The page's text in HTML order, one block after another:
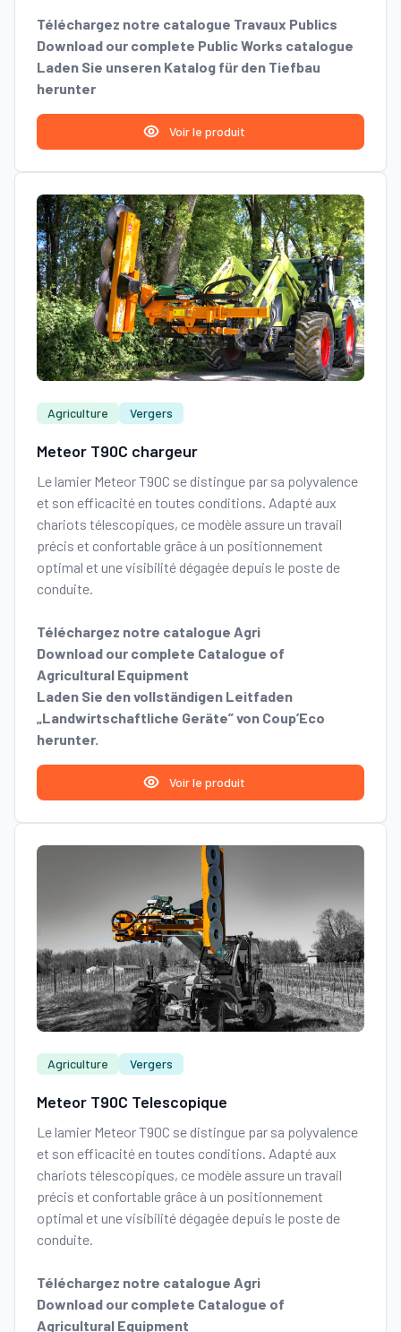
Téléchargez notre catalogue Travaux Publics
Download our complete Public Works catalogue
Laden Sie unseren Katalog für den Tiefbau
herunter
Voir le produit
Agriculture Vergers
Meteor T90C chargeur
Le lamier Meteor T90C se distingue par sa polyvalence
et son efficacité en toutes conditions. Adapté aux
chariots télescopiques, ce modèle assure un travail
précis et confortable grâce à un positionnement
optimal et une visibilité dégagée depuis le poste de
conduite.
Téléchargez notre catalogue Agri
Download our complete Catalogue of
Agricultural Equipment
Laden Sie den vollständigen Leitfaden
„Landwirtschaftliche Geräte” von Coup’Eco
herunter.
Voir le produit
Agriculture Vergers
Meteor T90C Telescopique
Le lamier Meteor T90C se distingue par sa polyvalence
et son efficacité en toutes conditions. Adapté aux
chariots télescopiques, ce modèle assure un travail
précis et confortable grâce à un positionnement
optimal et une visibilité dégagée depuis le poste de
conduite.
Téléchargez notre catalogue Agri
Download our complete Catalogue of
Agricultural Equipment